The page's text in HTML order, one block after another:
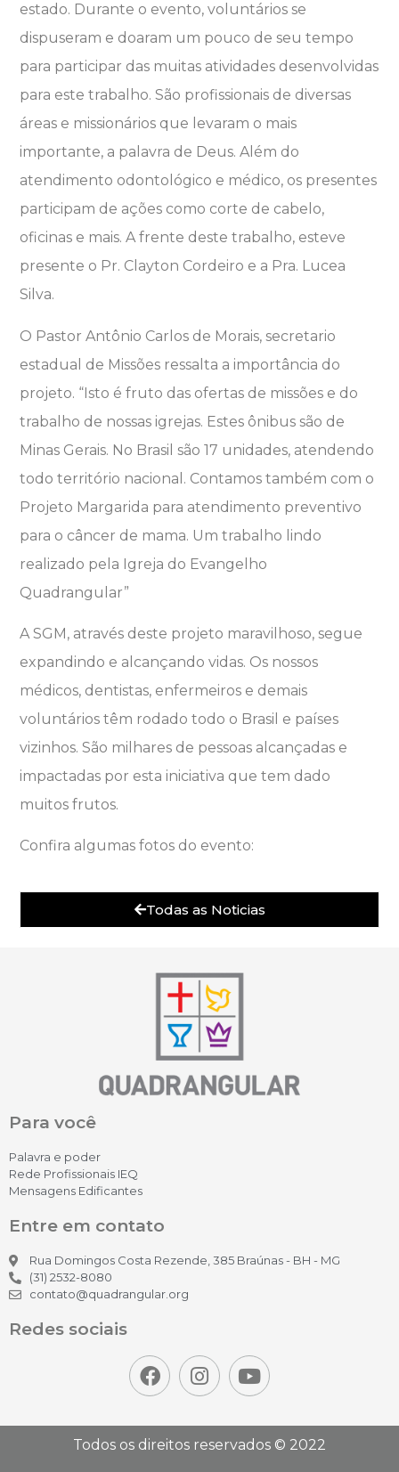
estado. Durante o evento, voluntários se
dispuseram e doaram um pouco de seu tempo
para participar das muitas atividades desenvolvidas
para este trabalho. São profissionais de diversas
áreas e missionários que levaram o mais
importante, a palavra de Deus. Além do
atendimento odontológico e médico, os presentes
participam de ações como corte de cabelo,
oficinas e mais. A frente deste trabalho, esteve
presente o Pr. Clayton Cordeiro e a Pra. Lucea
Silva.
O Pastor Antônio Carlos de Morais, secretario
estadual de Missões ressalta a importância do
projeto. “Isto é fruto das ofertas de missões e do
trabalho de nossas igrejas. Estes ônibus são de
Minas Gerais. No Brasil são 17 unidades, atendendo
todo território nacional. Contamos também com o
Projeto Margarida para atendimento preventivo
para o câncer de mama. Um trabalho lindo
realizado pela Igreja do Evangelho
Quadrangular”
A SGM, através deste projeto maravilhoso, segue
expandindo e alcançando vidas. Os nossos
médicos, dentistas, enfermeiros e demais
voluntários têm rodado todo o Brasil e países
vizinhos. São milhares de pessoas alcançadas e
impactadas por esta iniciativa que tem dado
muitos frutos.
Confira algumas fotos do evento:
Todas as Noticias
Para você
Palavra e poder
Rede Profissionais IEQ
Mensagens Edificantes
Entre em contato
Rua Domingos Costa Rezende, 385 Braúnas - BH - MG
(31) 2532-8080
contato@quadrangular.org
Redes sociais
Todos os direitos reservados © 2022